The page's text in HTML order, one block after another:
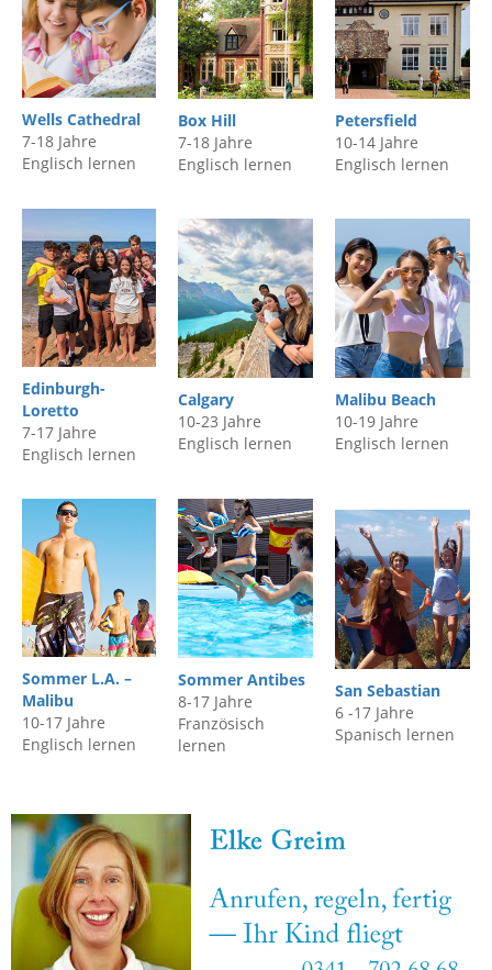
Wells Cathedral
7-18 Jahre
Englisch lernen
Box Hill
7-18 Jahre
Englisch lernen
Petersfield
10-14 Jahre
Englisch lernen
Edinburgh-
Loretto
7-17 Jahre
Englisch lernen
Calgary
10-23 Jahre
Englisch lernen
Malibu Beach
10-19 Jahre
Englisch lernen
Sommer L.A. –
Malibu
10-17 Jahre
Englisch lernen
Sommer Antibes
8-17 Jahre
Französisch
lernen
San Sebastian
6 -17 Jahre
Spanisch lernen